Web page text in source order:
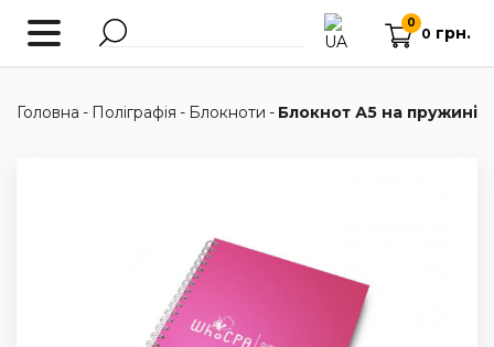
0
0 грн.
Головна - Поліграфія - Блокноти - Блокнот А5 на пружині